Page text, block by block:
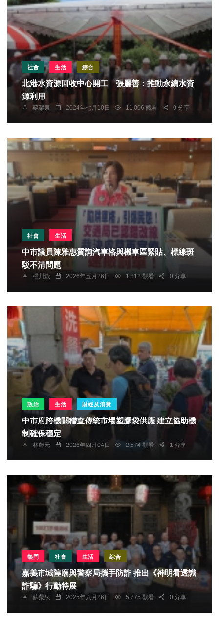
社會 生活 綜合
北港水資源回收中心開工 張麗善：推動永續水資
源利用
蘇榮泉 2024年七月10日 11,006 觀看 0 分享
社會 生活
中市議員陳雅惠質詢汽車格與機車區緊貼、標線斑
駁不清問題
楊川欽 2026年五月26日 1,812 觀看 0 分享
政治 生活 財經及消費
中市府跨機關稽查傳統市場塑膠袋供應 建立協助機
制確保穩定
林獻元 2026年四月04日 2,574 觀看 1 分享
熱門 社會 生活 綜合
嘉義市城隍廟與警察局攜手防詐 推出《神明看透識
詐騙》行動特展
蘇榮泉 2025年六月26日 5,775 觀看 0 分享